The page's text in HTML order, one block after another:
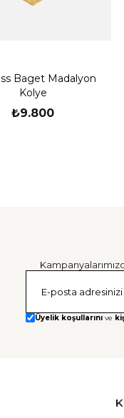
Baget Madalyon
Kolye
₺9.800
Üyelik koşullarını ve